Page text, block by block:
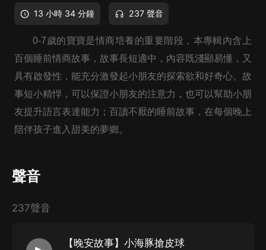
13 小時 34 分鐘 237 聲音
0-7歲的寶寶是情商培養的重要階段，本專輯內含上
百個睡前情商故事，故事長短適中，內容既淺顯易懂，又
具有啟發性，能充分激發起小朋友的探索欲和好奇心。故
事短小精悍，可以保證小朋友的注意力，也可以幫助小朋
友提升語言表達能力；百讀不厭的睡前故事，在每個晚上
陪伴孩子進入甜美的夢鄉。
聲音
237聲音
【晚安故事】小海豚搶皮球